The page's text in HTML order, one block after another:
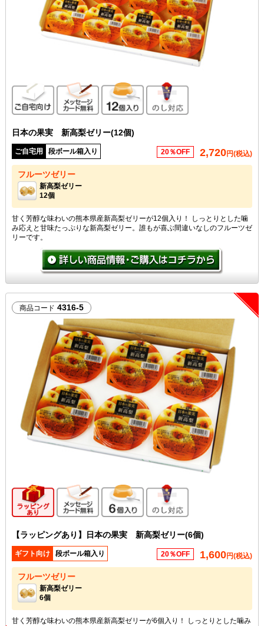
ご自宅向けメッセージカード無料
12個入り のし対応
日本の果実 新高梨ゼリー(12個)
ご自宅用 段ボール箱入り 20％OFF 2,720円(税込)
フルーツゼリー
新高梨ゼリー
12個
甘く芳醇な味わいの熊本県産新高梨ゼリーが12個入り！ しっとりとした噛
み応えと甘味たっぷりな新高梨ゼリー。誰もが喜ぶ間違いなしのフルーツゼ
リーです。
商品コード 4316-5
ギフト向け商品メッセージカード無料
6個入り のし対応
【ラッピングあり】日本の果実 新高梨ゼリー(6個)
ギフト向け 段ボール箱入り 20％OFF 1,600円(税込)
フルーツゼリー
新高梨ゼリー
6個
甘く芳醇な味わいの熊本県産新高梨ゼリーが6個入り！ しっとりとした噛み